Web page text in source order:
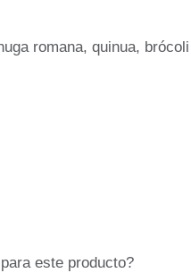
romana, quinua,
este producto?